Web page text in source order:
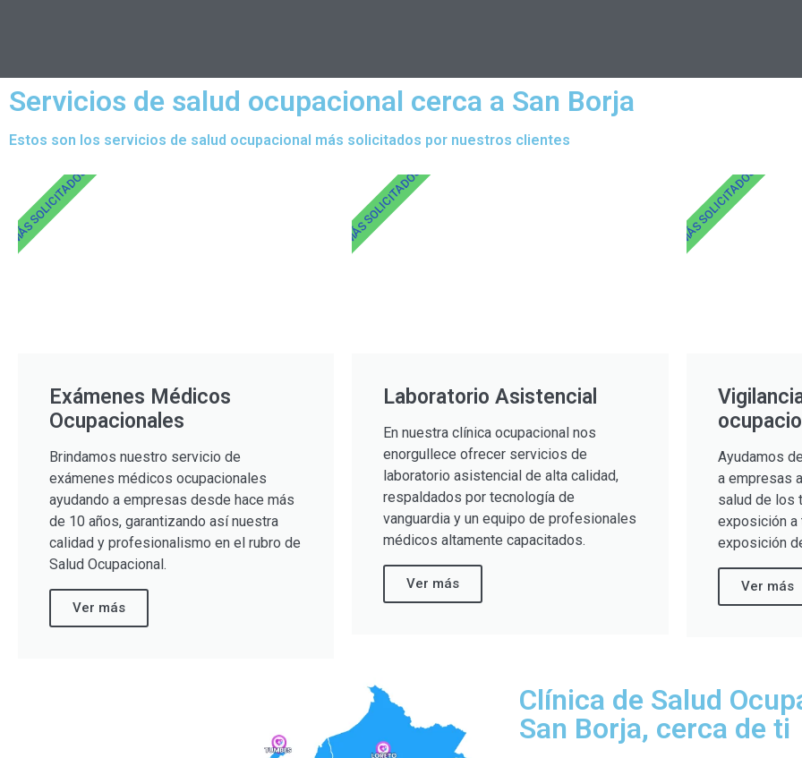
Servicios de salud ocupacional cerca a San Borja
Estos son los servicios de salud ocupacional más solicitados por nuestros clientes
Exámenes Médicos
Ocupacionales
Brindamos nuestro servicio de
exámenes médicos ocupacionales
ayudando a empresas desde hace más
de 10 años, garantizando así nuestra
calidad y profesionalismo en el rubro de
Salud Ocupacional.
Ver más
MÁS SOLICITADOS
Laboratorio Asistencial
En nuestra clínica ocupacional nos
enorgullece ofrecer servicios de
laboratorio asistencial de alta calidad,
respaldados por tecnología de
vanguardia y un equipo de profesionales
médicos altamente capacitados.
Ver más
MÁS SOLICITADOS
Ayudamos
a empresas
salud de los
exposición
exposición
Ver más
MÁS SOLICITADOS
Clínica de Salud
San Borja, cerca de ti